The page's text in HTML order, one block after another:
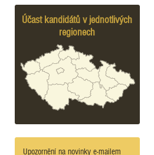
Účast kandidátů v jednotlivých
regionech
Upozornění na novinky e-mailem